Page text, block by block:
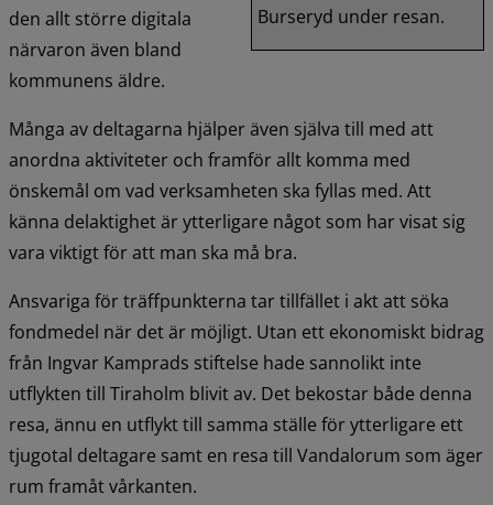
Burseryd under resan.
den allt större digitala
närvaron även bland
kommunens äldre.
Många av deltagarna hjälper även själva till med att
anordna aktiviteter och framför allt komma med
önskemål om vad verksamheten ska fyllas med. Att
känna delaktighet är ytterligare något som har visat sig
vara viktigt för att man ska må bra.
Ansvariga för träffpunkterna tar tillfället i akt att söka
fondmedel när det är möjligt. Utan ett ekonomiskt bidrag
från Ingvar Kamprads stiftelse hade sannolikt inte
utflykten till Tiraholm blivit av. Det bekostar både denna
resa, ännu en utflykt till samma ställe för ytterligare ett
tjugotal deltagare samt en resa till Vandalorum som äger
rum framåt vårkanten.